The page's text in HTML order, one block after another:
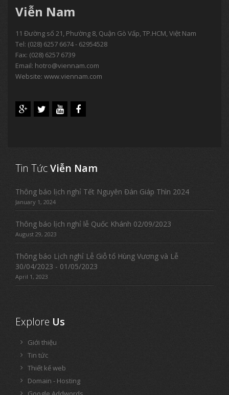
Viễn Nam
11 Đường số 21, Phường 8, Quận Gò Vấp, TP.HCM, Việt Nam
Tel: (028) 6257 6674 - 62954528
Fax: (028) 6257 6739
Email: hotro@viennam.com
Website: www.viennam.com
Tin TứcViễn Nam
Thông báo lịch nghỉ Tết Nguyên Đán Giáp Thìn 2024
January 1, 2024
Thông báo lịch nghỉ lễ Quốc Khánh 02/09/2023
August 29, 2023
Thông báo Lịch nghỉ Lễ Giỗ tổ Hùng Vương và Lễ
30/04/2023 - 01/05/2023
April 1, 2023
Explore Us
Giới thiệu
Tin tức
Thiết kế web
Domain - Hosting